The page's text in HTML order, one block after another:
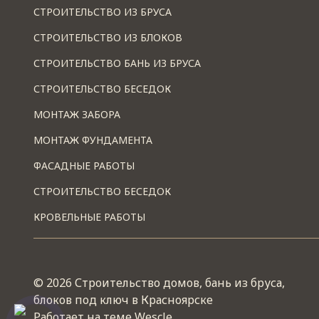
СТРОИТЕЛЬСТВО ИЗ БРУСА
СТРОИТЕЛЬСТВО ИЗ БЛОКОВ
СТРОИТЕЛЬСТВО БАНЬ ИЗ БРУСА
СТРОИТЕЛЬСТВО БЕСЕДОК
МОНТАЖ ЗАБОРА
МОНТАЖ ФУНДАМЕНТА
ФАСАДНЫЕ РАБОТЫ
СТРОИТЕЛЬСТВО БЕСЕДОК
КРОВЕЛЬНЫЕ РАБОТЫ
© 2026 Строительство домов, бань из бруса,
блоков под ключ в Красноярске